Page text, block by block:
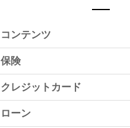
コンテンツ
保険
クレジットカード
ローン